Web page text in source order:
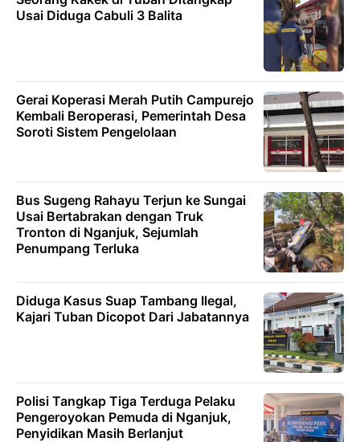
Usai Diduga Cabuli 3 Balita
Gerai Koperasi Merah Putih Campurejo
Kembali Beroperasi, Pemerintah Desa
Soroti Sistem Pengelolaan
Bus Sugeng Rahayu Terjun ke Sungai
Usai Bertabrakan dengan Truk
Tronton di Nganjuk, Sejumlah
Penumpang Terluka
Diduga Kasus Suap Tambang Ilegal,
Kajari Tuban Dicopot Dari Jabatannya
Polisi Tangkap Tiga Terduga Pelaku
Pengeroyokan Pemuda di Nganjuk,
Penyidikan Masih Berlanjut